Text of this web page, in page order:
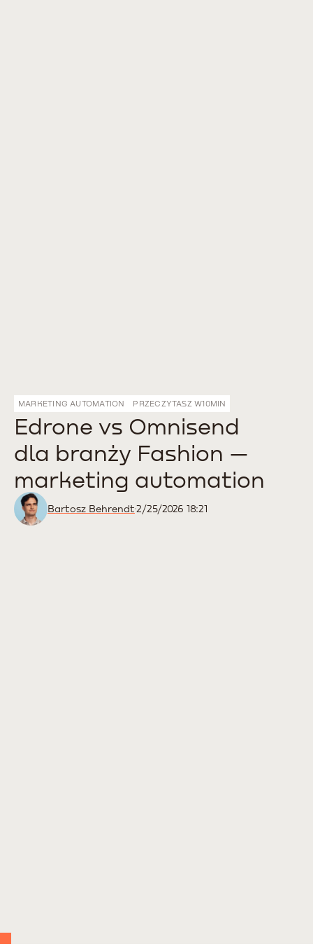
MARKETING AUTOMATION PRZECZYTASZ W10MIN
Edrone vs Omnisend
dla branży Fashion —
marketing automation
Bartosz Behrendt2/25/2026 18:21